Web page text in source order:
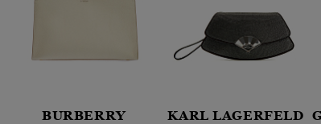
BURBERRY KARL LAGERFELD